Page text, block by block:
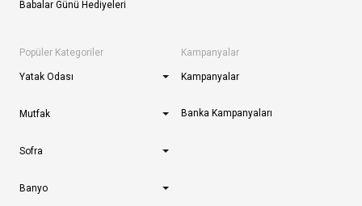
Babalar Günü Hediyeleri
Popüler Kategoriler
Yatak Odası
Mutfak
Sofra
Banyo
Kampanyalar
Kampanyalar
Banka Kampanyaları